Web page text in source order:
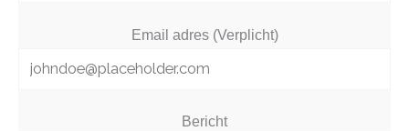
Email adres (Verplicht)
Bericht